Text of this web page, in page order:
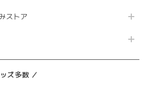
ストア
ズ多数 ／